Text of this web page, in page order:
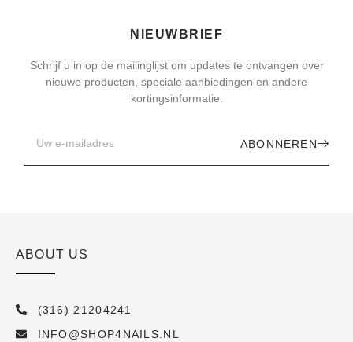
NIEUWBRIEF
Schrijf u in op de mailinglijst om updates te ontvangen over
nieuwe producten, speciale aanbiedingen en andere
kortingsinformatie.
ABONNEREN
ABOUT US
(316) 21204241
INFO@SHOP4NAILS.NL